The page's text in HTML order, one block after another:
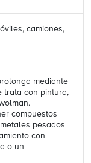
camiones,
mediante
trata con pintura,
compuestos
pesados
con
o un